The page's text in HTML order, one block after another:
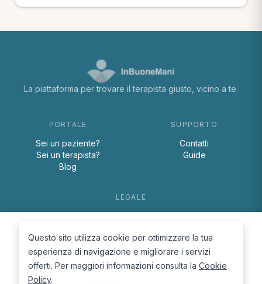
La piattaforma per trovare il terapista giusto, vicino a te.
PORTALE
Sei un paziente?
Sei un terapista?
Blog
SUPPORTO
Contatti
Guide
LEGALE
Cookie Policy
Questo sito utilizza cookie per ottimizzare la tua
esperienza di navigazione e migliorare i servizi
offerti. Per maggiori informazioni consulta la Cookie
Policy.